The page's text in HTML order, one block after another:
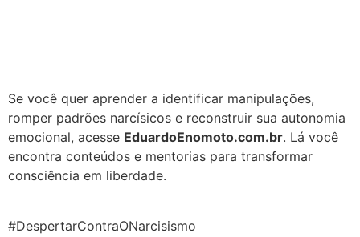
Se você quer aprender a identificar manipulações,
romper padrões narcísicos e reconstruir sua autonomia
emocional, acesse EduardoEnomoto.com.br. Lá você
encontra conteúdos e mentorias para transformar
consciência em liberdade.
#DespertarContraONarcisismo